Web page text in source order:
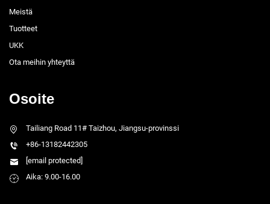
Meistä
Tuotteet
UKK
Ota meihin yhteyttä
Osoite
Tailiang Road 11# Taizhou, Jiangsu-provinssi
+86-13182442305
[email protected]
Aika: 9.00-16.00